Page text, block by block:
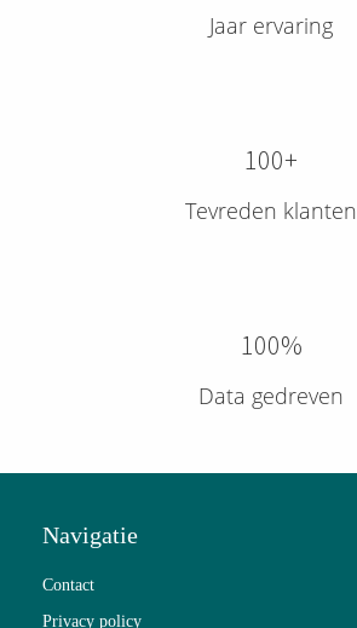
Jaar ervaring
100+
Tevreden klanten
100%
Data gedreven
Navigatie
Contact
Privacy policy